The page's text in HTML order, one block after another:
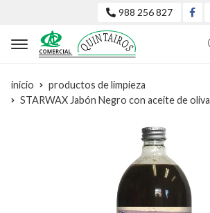
988 256 827
inicio
productos de limpieza
STARWAX Jabón Negro con aceite de oliva